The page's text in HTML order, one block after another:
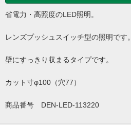
省電力・高照度のLED照明。
レンズプッシュスイッチ型の照明です。
壁にすっきり収まるタイプです。
カット寸φ100（穴77）
商品番号 DEN-LED-113220